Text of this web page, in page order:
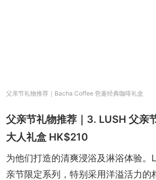
父亲节礼物推荐｜Bacha Coffee 夿萐经典咖啡礼盒
父亲节礼物推荐｜3. LUSH 父亲
大人礼盒 HK$210
为他们打造的清爽浸浴及淋浴体验。
亲节限定系列，特别采用洋溢活力的